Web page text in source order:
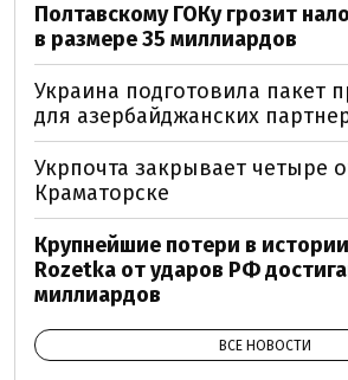
Полтавскому ГОКу грозит
в размере 35 миллиардов
Украина подготовила пакет
для азербайджанских
Укрпочта закрывает четыре
Краматорске
Крупнейшие потери в
Rozetka от ударов РФ
миллиардов
ВСЕ НОВОСТИ